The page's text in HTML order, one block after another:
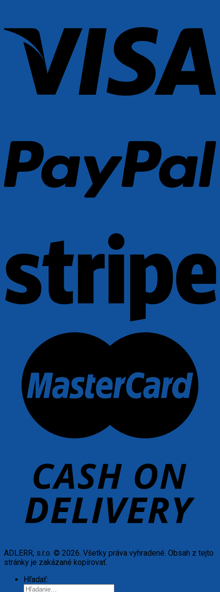
ADLERR, s.r.o. © 2026. Všetky práva vyhradené. Obsah z tejto
stránky je zakázané kopírovať.
Hľadať: